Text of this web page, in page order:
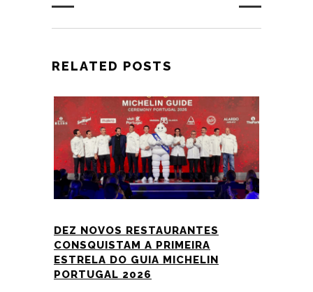
RELATED POSTS
DEZ NOVOS RESTAURANTES
CONSQUISTAM A PRIMEIRA
ESTRELA DO GUIA MICHELIN
PORTUGAL 2026